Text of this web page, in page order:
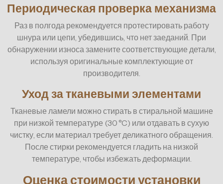
Периодическая проверка механизма
Раз в полгода рекомендуется протестировать работу
шнура или цепи, убедившись, что нет заеданий. При
обнаружении износа замените соответствующие детали,
используя оригинальные комплектующие от
производителя.
Уход за тканевыми элементами
Тканевые ламели можно стирать в стиральной машине
при низкой температуре (30 °C) или отдавать в сухую
чистку, если материал требует деликатного обращения.
После стирки рекомендуется гладить на низкой
температуре, чтобы избежать деформации.
Оценка стоимости установки